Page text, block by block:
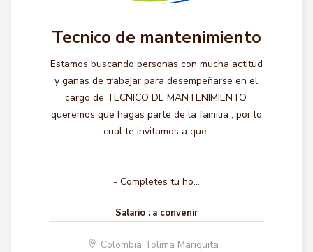
Tecnico de mantenimiento
Estamos buscando personas con mucha actitud
y ganas de trabajar para desempeñarse en el
cargo de TECNICO DE MANTENIMIENTO,
queremos que hagas parte de la familia , por lo
cual te invitamos a que:
- Completes tu ho...
Salario : a convenir
Colombia Tolima Mariquita